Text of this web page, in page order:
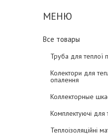
Все товары
Труба для теплої
Колектори для
опалення
Коллекторные
Комплектуючі для
Теплоізоляційні